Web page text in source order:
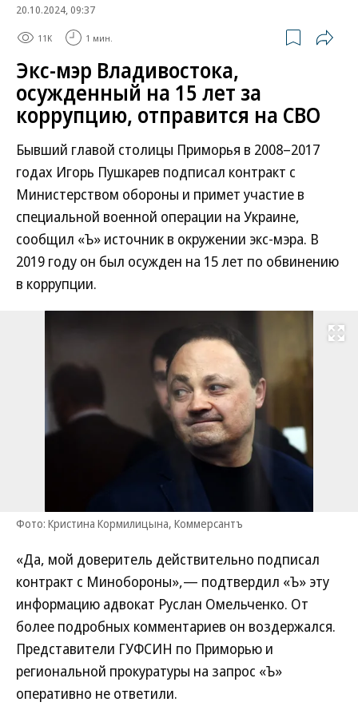
20.10.2024, 09:37
11K 1 мин.
Экс-мэр Владивостока,
осужденный на 15 лет за
коррупцию, отправится на СВО
Бывший главой столицы Приморья в 2008–2017
годах Игорь Пушкарев подписал контракт с
Министерством обороны и примет участие в
специальной военной операции на Украине,
сообщил «Ъ» источник в окружении экс-мэра. В
2019 году он был осужден на 15 лет по обвинению
в коррупции.
Развернуть
Фото: Кристина Кормилицына, Коммерсантъ
«Да, мой доверитель действительно подписал
контракт с Минобороны»,— подтвердил «Ъ» эту
информацию адвокат Руслан Омельченко. От
более подробных комментариев он воздержался.
Представители ГУФСИН по Приморью и
региональной прокуратуры на запрос «Ъ»
оперативно не ответили.